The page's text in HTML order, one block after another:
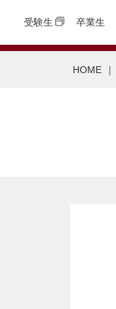
受験生 卒業生
HOME ｜